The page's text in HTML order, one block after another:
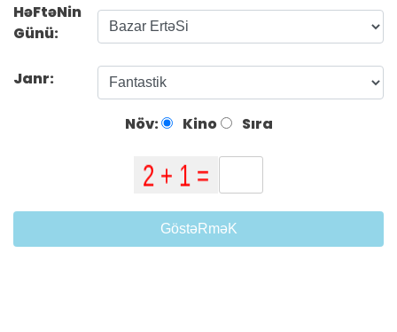
HəFtəNin
Günü:
Janr:
Növ: Kino Sıra
GöstəRməK